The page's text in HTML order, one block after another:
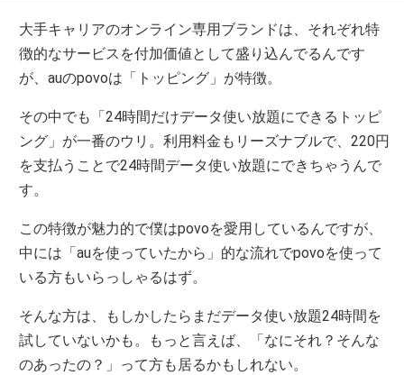
大手キャリアのオンライン専用ブランドは、それぞれ特
徴的なサービスを付加価値として盛り込んでるんです
が、auのpovoは「トッピング」が特徴。
その中でも「24時間だけデータ使い放題にできるトッピ
ング」が一番のウリ。利用料金もリーズナブルで、220円
を支払うことで24時間データ使い放題にできちゃうんで
す。
この特徴が魅力的で僕はpovoを愛用しているんですが、
中には「auを使っていたから」的な流れでpovoを使って
いる方もいらっしゃるはず。
そんな方は、もしかしたらまだデータ使い放題24時間を
試していないかも。もっと言えば、「なにそれ？そんな
のあったの？」って方も居るかもしれない。